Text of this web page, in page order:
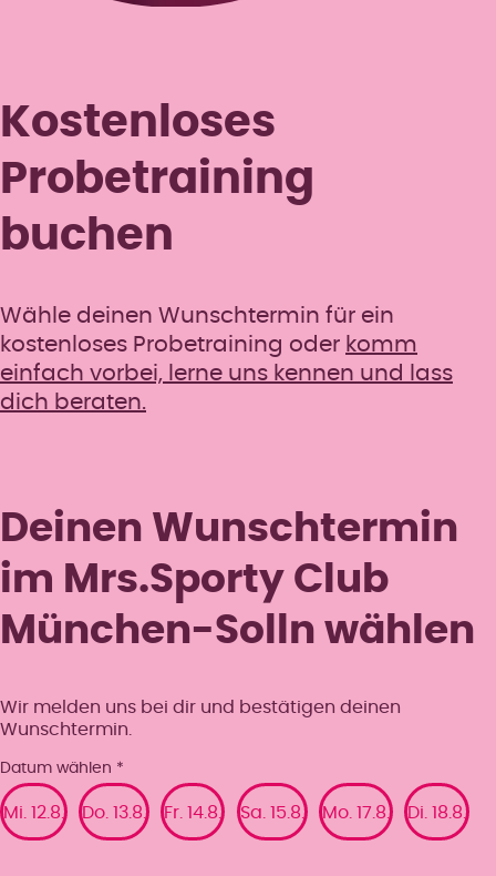
Formular überspringen
Kostenloses
Probetraining
buchen
Wähle deinen Wunschtermin für ein
kostenloses Probetraining oder komm
einfach vorbei, lerne uns kennen und lass
dich beraten.
Deinen Wunschtermin
im Mrs.Sporty Club
München-Solln wählen
Wir melden uns bei dir und bestätigen deinen
Wunschtermin.
Datum wählen *
Mi. 12.8. Do. 13.8. Fr. 14.8. Sa. 15.8. Mo. 17.8. Di. 18.8.